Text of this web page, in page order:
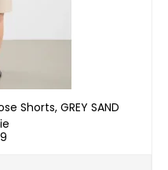
Shorts, GREY SAND